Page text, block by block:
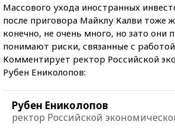
Массового ухода иностранных
после приговора Майклу Калви тоже
конечно, не очень много, но зато они
понимают риски, связанные с
Комментирует ректор Российской
Рубен Ениколопов:
Рубен Ениколопов
ректор Российской